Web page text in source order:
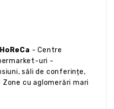
- Centre
uri -
săli de conferințe,
cu aglomerări mari